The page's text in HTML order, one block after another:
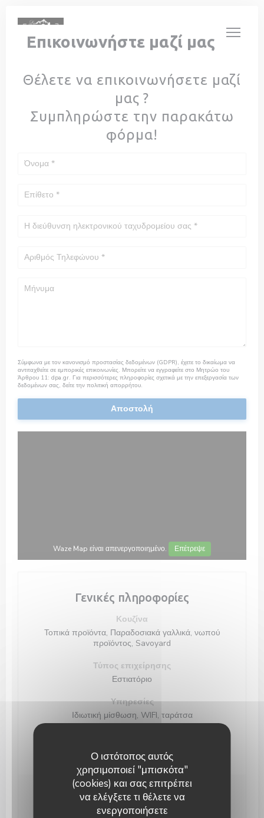
Ο ιστότοπος αυτός
χρησιμοποιεί "μπισκότα"
(cookies) και σας επιτρέπει
να ελέγξετε τι θέλετε να
ενεργοποιήσετε
Επικοινωνήστε μαζί μας
Θέλετε να επικοινωνήσετε μαζί
μας ?
Συμπληρώστε την παρακάτω
φόρμα!
Σύμφωνα με τον κανονισμό προστασίας δεδομένων (GDPR), έχετε το δικαίωμα να
αντιταχθείτε σε εμπορικές επικοινωνίες. Μπορείτε να εγγραφείτε στο Μητρώο του
Άρθρου 11: dpa.gr. Για περισσότερες πληροφορίες σχετικά με την επεξεργασία των
δεδομένων σας, δείτε την πολιτική απορρήτου.
Waze Map είναι απενεργοποιημένο. Επέτρεψε
Γενικές πληροφορίες
Κουζίνα
Τοπικά προϊόντα, Παραδοσιακά γαλλικά, νωπού
προϊόντος, Savoyard
Τύπος επιχείρησης
Εστιατόριο
Υπηρεσίες
Ιδιωτική μίσθωση, WIFI, ταράτσα
Χρεωστική κάρτα, Έλεγχοι, Μετρητά
Ώρες λειτουργίας